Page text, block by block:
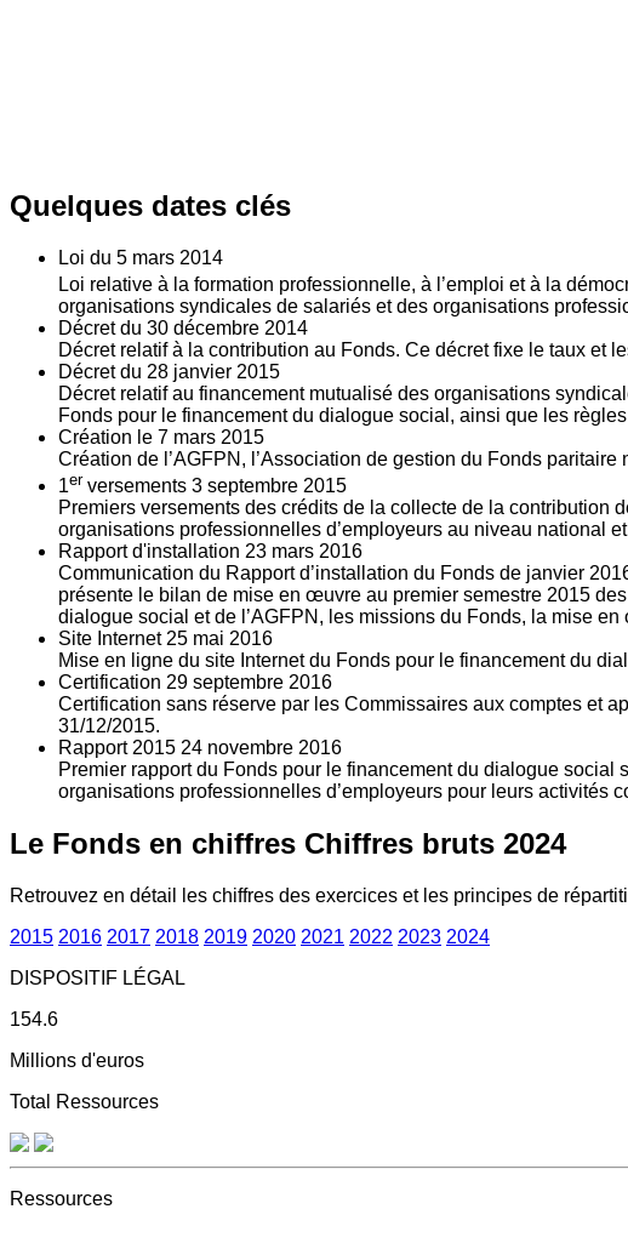
Quelques dates clés
Loi du 5 mars 2014
Loi relative à la formation professionnelle, à l’emploi et à la
organisations syndicales de salariés et des organisations
Décret du 30 décembre 2014
Décret relatif à la contribution au Fonds. Ce décret fixe le taux et
Décret du 28 janvier 2015
Décret relatif au financement mutualisé des organisations
Fonds pour le financement du dialogue social, ainsi que les
Création le 7 mars 2015
Création de l’AGFPN, l’Association de gestion du Fonds paritaire
1er versements 3 septembre 2015
Premiers versements des crédits de la collecte de la
organisations professionnelles d’employeurs au niveau national
Rapport d'installation 23 mars 2016
Communication du Rapport d’installation du Fonds de janvier
présente le bilan de mise en œuvre au premier semestre 2015
dialogue social et de l’AGFPN, les missions du Fonds, la mise
Site Internet 25 mai 2016
Mise en ligne du site Internet du Fonds pour le financement du
Certification 29 septembre 2016
Certification sans réserve par les Commissaires aux comptes et
31/12/2015.
Rapport 2015 24 novembre 2016
Premier rapport du Fonds pour le financement du dialogue
organisations professionnelles d’employeurs pour leurs activités
Le Fonds en chiffres Chiffres bruts 2024
Retrouvez en détail les chiffres des exercices et les principes de
2015 2016 2017 2018 2019 2020 2021 2022 2023 2024
DISPOSITIF LÉGAL
154.6
Millions d'euros
Total Ressources
Ressources